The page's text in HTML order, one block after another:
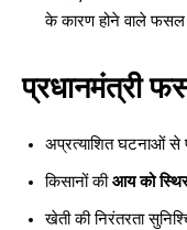
के कारण होने वाले
प्रधानमंत्री
अप्रत्याशित घटनाओं
किसानों कीआय को
खेती की निरंतरता